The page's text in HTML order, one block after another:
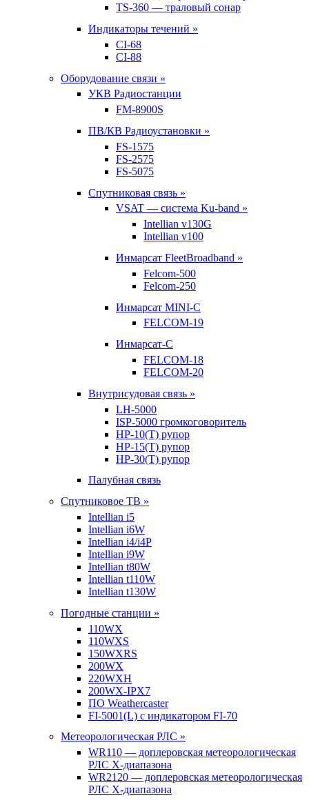
TS-360 — траловый сонар
Индикаторы течений »
CI-68
CI-88
Оборудование связи »
УКВ Радиостанции
FM-8900S
ПВ/КВ Радиоустановки »
FS-1575
FS-2575
FS-5075
Спутниковая связь »
VSAT — система Ku-band »
Intellian v130G
Intellian v100
Инмарсат FleetBroadband »
Felcom-500
Felcom-250
Инмарсат MINI-C
FELCOM-19
Инмарсат-С
FELCOM-18
FELCOM-20
Внутрисудовая связь »
LH-5000
ISP-5000 громкоговоритель
HP-10(T) рупор
HP-15(T) рупор
HP-30(T) рупор
Палубная связь
Спутниковое ТВ »
Intellian i5
Intellian i6W
Intellian i4/i4P
Intellian i9W
Intellian t80W
Intellian t110W
Intellian t130W
Погодные станции »
110WX
110WXS
150WXRS
200WX
220WXH
200WX-IPX7
ПО Weathercaster
FI-5001(L) с индикатором FI-70
Метеорологическая РЛС »
WR110 — доплеровская метеорологическая
РЛС X-диапазона
WR2120 — доплеровская метеорологическая
РЛС X-диапазона